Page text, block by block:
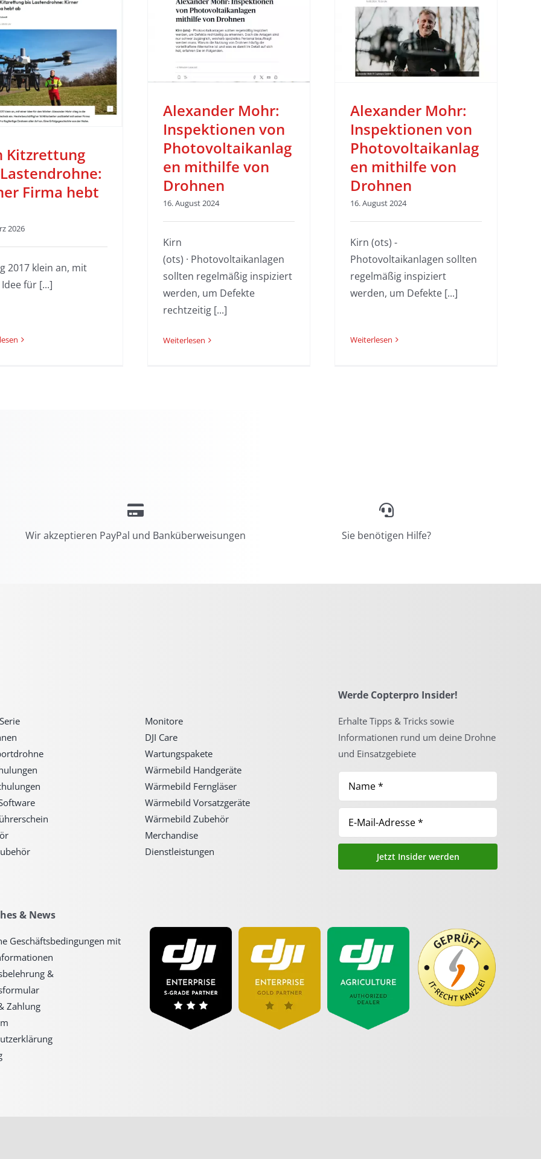
Kitzrettung
Firma hebt
2026
2017 klein an, mit
für [...]
Inspektionen von
Photovoltaikanlagen
mithilfe von
Drohnen
Aus der Presse
Alexander Mohr:
Inspektionen von
Photovoltaikanlag
en mithilfe von
Drohnen
16. August 2024
Kirn
(ots) · Photovoltaikanlagen
sollten regelmäßig inspiziert
werden, um Defekte
rechtzeitig [...]
Weiterlesen
Inspektionen von
Photovoltaikanlagen
mithilfe von
Drohnen
Alexander Mohr:
Inspektionen von
Photovoltaikanlag
en mithilfe von
Drohnen
16. August 2024
Kirn (ots) -
Photovoltaikanlagen sollten
regelmäßig inspiziert
werden, um Defekte [...]
Weiterlesen
Wir akzeptieren PayPal und Banküberweisungen Sie benötigen Hilfe?
Monitore
DJI Care
Wartungspakete
Wärmebild Handgeräte
Wärmebild Ferngläser
Wärmebild Vorsatzgeräte
Wärmebild Zubehör
Merchandise
Dienstleistungen
Werde Copterpro Insider!
Erhalte Tipps & Tricks sowie
Informationen rund um deine Drohne
und Einsatzgebiete
Jetzt Insider werden
& News
Geschäftsbedingungen mit
&
Zahlung